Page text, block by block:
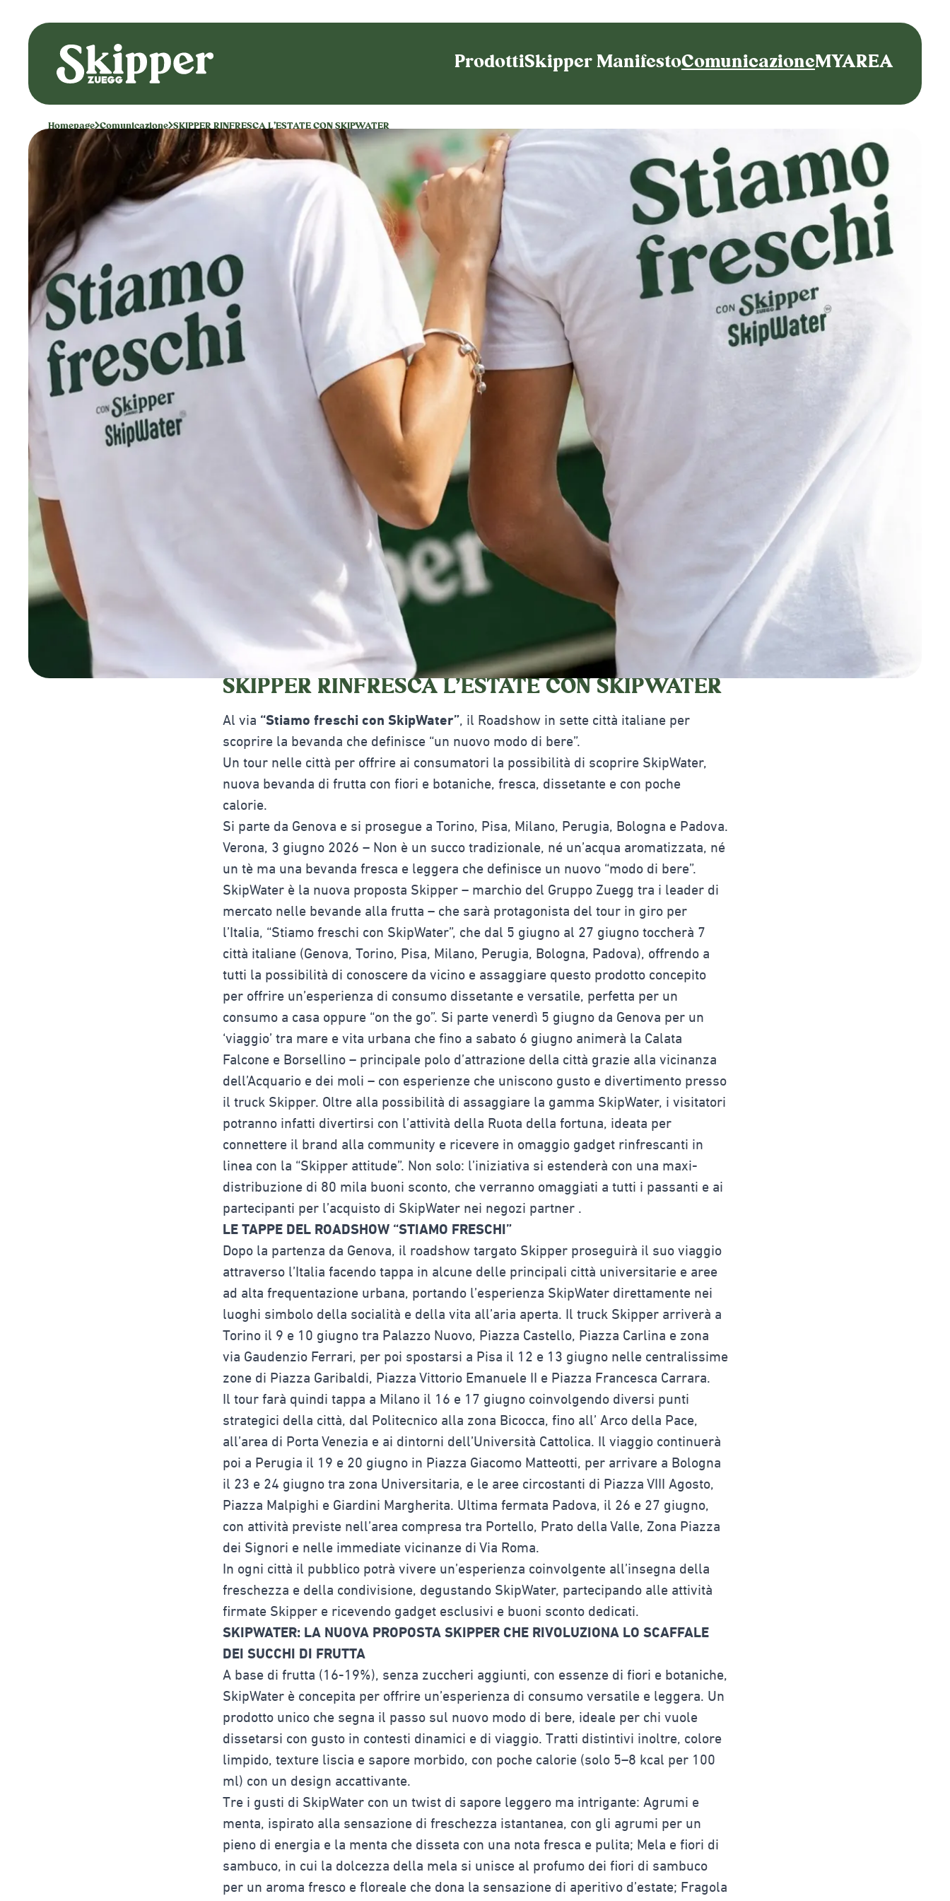
ProdottiSkipper ManifestoComunicazioneMYAREA
Homepage Comunicazione SKIPPER RINFRESCA L’ESTATE CON SKIPWATER
SKIPPER RINFRESCA L’ESTATE CON SKIPWATER
Al via “Stiamo freschi con SkipWater”, il Roadshow in sette città italiane per
scoprire la bevanda che definisce “un nuovo modo di bere”.
Un tour nelle città per offrire ai consumatori la possibilità di scoprire SkipWater,
nuova bevanda di frutta con fiori e botaniche, fresca, dissetante e con poche
calorie.
Si parte da Genova e si prosegue a Torino, Pisa, Milano, Perugia, Bologna e Padova.
Verona, 3 giugno 2026 – Non è un succo tradizionale, né un’acqua aromatizzata, né
un tè ma una bevanda fresca e leggera che definisce un nuovo “modo di bere”.
SkipWater è la nuova proposta Skipper – marchio del Gruppo Zuegg tra i leader di
mercato nelle bevande alla frutta – che sarà protagonista del tour in giro per
l’Italia, “Stiamo freschi con SkipWater”, che dal 5 giugno al 27 giugno toccherà 7
città italiane (Genova, Torino, Pisa, Milano, Perugia, Bologna, Padova), offrendo a
tutti la possibilità di conoscere da vicino e assaggiare questo prodotto concepito
per offrire un’esperienza di consumo dissetante e versatile, perfetta per un
consumo a casa oppure “on the go”. Si parte venerdì 5 giugno da Genova per un
‘viaggio’ tra mare e vita urbana che fino a sabato 6 giugno animerà la Calata
Falcone e Borsellino – principale polo d’attrazione della città grazie alla vicinanza
dell’Acquario e dei moli – con esperienze che uniscono gusto e divertimento presso
il truck Skipper. Oltre alla possibilità di assaggiare la gamma SkipWater, i visitatori
potranno infatti divertirsi con l’attività della Ruota della fortuna, ideata per
connettere il brand alla community e ricevere in omaggio gadget rinfrescanti in
linea con la “Skipper attitude”. Non solo: l’iniziativa si estenderà con una maxi-
distribuzione di 80 mila buoni sconto, che verranno omaggiati a tutti i passanti e ai
partecipanti per l’acquisto di SkipWater nei negozi partner .
LE TAPPE DEL ROADSHOW “STIAMO FRESCHI”
Dopo la partenza da Genova, il roadshow targato Skipper proseguirà il suo viaggio
attraverso l’Italia facendo tappa in alcune delle principali città universitarie e aree
ad alta frequentazione urbana, portando l’esperienza SkipWater direttamente nei
luoghi simbolo della socialità e della vita all’aria aperta. Il truck Skipper arriverà a
Torino il 9 e 10 giugno tra Palazzo Nuovo, Piazza Castello, Piazza Carlina e zona
via Gaudenzio Ferrari, per poi spostarsi a Pisa il 12 e 13 giugno nelle centralissime
zone di Piazza Garibaldi, Piazza Vittorio Emanuele II e Piazza Francesca Carrara.
Il tour farà quindi tappa a Milano il 16 e 17 giugno coinvolgendo diversi punti
strategici della città, dal Politecnico alla zona Bicocca, fino all’ Arco della Pace,
all’area di Porta Venezia e ai dintorni dell’Università Cattolica. Il viaggio continuerà
poi a Perugia il 19 e 20 giugno in Piazza Giacomo Matteotti, per arrivare a Bologna
il 23 e 24 giugno tra zona Universitaria, e le aree circostanti di Piazza VIII Agosto,
Piazza Malpighi e Giardini Margherita. Ultima fermata Padova, il 26 e 27 giugno,
con attività previste nell’area compresa tra Portello, Prato della Valle, Zona Piazza
dei Signori e nelle immediate vicinanze di Via Roma.
In ogni città il pubblico potrà vivere un’esperienza coinvolgente all’insegna della
freschezza e della condivisione, degustando SkipWater, partecipando alle attività
firmate Skipper e ricevendo gadget esclusivi e buoni sconto dedicati.
SKIPWATER: LA NUOVA PROPOSTA SKIPPER CHE RIVOLUZIONA LO SCAFFALE
DEI SUCCHI DI FRUTTA
A base di frutta (16-19%), senza zuccheri aggiunti, con essenze di fiori e botaniche,
SkipWater è concepita per offrire un’esperienza di consumo versatile e leggera. Un
prodotto unico che segna il passo sul nuovo modo di bere, ideale per chi vuole
dissetarsi con gusto in contesti dinamici e di viaggio. Tratti distintivi inoltre, colore
limpido, texture liscia e sapore morbido, con poche calorie (solo 5–8 kcal per 100
ml) con un design accattivante.
Tre i gusti di SkipWater con un twist di sapore leggero ma intrigante: Agrumi e
menta, ispirato alla sensazione di freschezza istantanea, con gli agrumi per un
pieno di energia e la menta che disseta con una nota fresca e pulita; Mela e fiori di
sambuco, in cui la dolcezza della mela si unisce al profumo dei fiori di sambuco
per un aroma fresco e floreale che dona la sensazione di aperitivo d’estate; Fragola